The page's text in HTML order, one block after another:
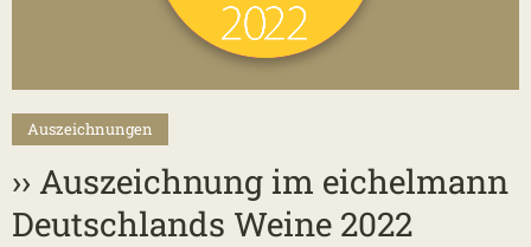
Auszeichnungen
›› Auszeichnung im eichelmann
Deutschlands Weine 2022